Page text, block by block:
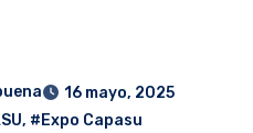
16 mayo, 2025
, #Expo Capasu